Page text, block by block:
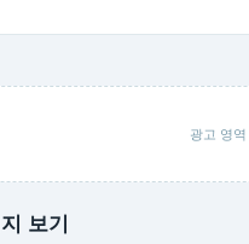
광고 영
보기